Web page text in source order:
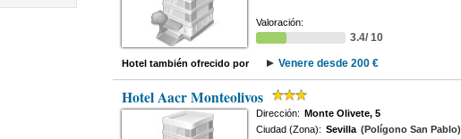
Valoración:
3.4/ 10
Hotel también ofrecido por Venere desde 200 €
Hotel Aacr Monteolivos
Dirección: Monte Olivete, 5
Ciudad (Zona): Sevilla (Polígono San Pablo)